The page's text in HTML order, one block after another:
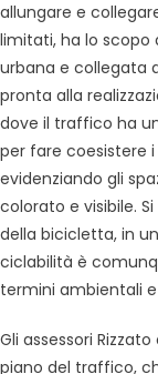
allungare e
limitati, ha lo scopo
urbana e collegata
pronta alla
dove il traffico ha
per fare coesistere
evidenziando gli
colorato e visibile.
della bicicletta, in
ciclabilità è
termini ambientali
Gli assessori
piano del traffico,